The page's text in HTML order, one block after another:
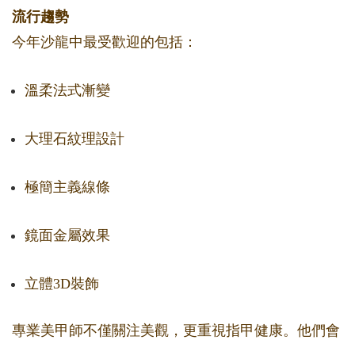
流行趨勢
今年沙龍中最受歡迎的包括：
溫柔法式漸變
大理石紋理設計
極簡主義線條
鏡面金屬效果
立體3D裝飾
專業美甲師不僅關注美觀，更重視指甲健康。他們會